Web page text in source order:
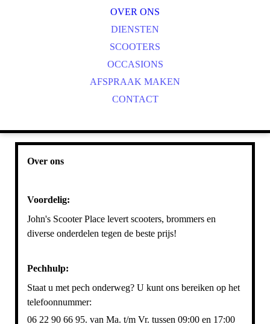
OVER ONS
DIENSTEN
SCOOTERS
OCCASIONS
AFSPRAAK MAKEN
CONTACT
Over ons
Voordelig:
John's Scooter Place levert scooters, brommers en
diverse onderdelen tegen de beste prijs!
Pechhulp:
Staat u met pech onderweg? U kunt ons bereiken op het
telefoonnummer:
06 22 90 66 95. van Ma. t/m Vr. tussen 09:00 en 17:00